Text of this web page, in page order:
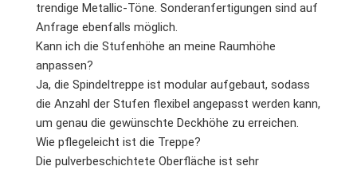
trendige Metallic-Töne. Sonderanfertigungen sind auf
Anfrage ebenfalls möglich.
Kann ich die Stufenhöhe an meine Raumhöhe
anpassen?
Ja, die Spindeltreppe ist modular aufgebaut, sodass
die Anzahl der Stufen flexibel angepasst werden kann,
um genau die gewünschte Deckhöhe zu erreichen.
Wie pflegeleicht ist die Treppe?
Die pulverbeschichtete Oberfläche ist sehr